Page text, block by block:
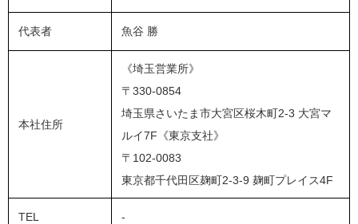
代表者 魚谷 勝
本社住所
《埼玉営業所》
〒330-0854
埼玉県さいたま市大宮区桜木町2-3 大宮マ
ルイ7F《東京支社》
〒102-0083
東京都千代田区麹町2-3-9 麹町プレイス4F
TEL -